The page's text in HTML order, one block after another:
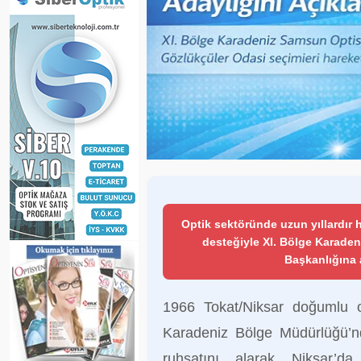
Optik sektöründe uzun yıllardır
desteğiyle XI. Bölge
1966 Tokat/Niksar doğumlu
Karadeniz Bölge